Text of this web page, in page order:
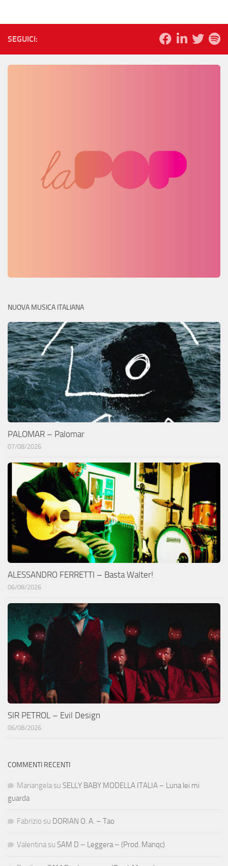
SEGUICI:
NUOVA MUSICA ITALIANA
PALOMAR – Palomar
07/08/2026
ALESSANDRO FERRETTI – Basta Walter!
06/08/2026
SIR PETROL – Evil Design
06/08/2026
COMMENTI RECENTI
Mariangela su SELLY BABY MODELLA ITALIA – Luna lei mi
guarda
Fabrizio su DORIAN O. A. – Tao
Valentina su SAM D – Leggera – (Prod. Manqc)